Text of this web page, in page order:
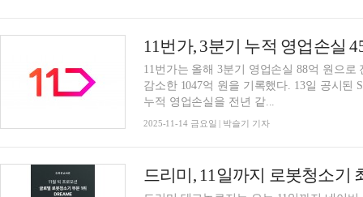
11번가는 올해 3분기 영업손실 88억 원으
감소한 1047억 원을 기록했다. 13일 공시된 SK분기보고서에 따르면 11번가는 올해 1~3분기
누적 영업손실을 전년 같...
2025-11-14 금요일 | 박슬기 기자
드리미, 11일까지 로봇청소기